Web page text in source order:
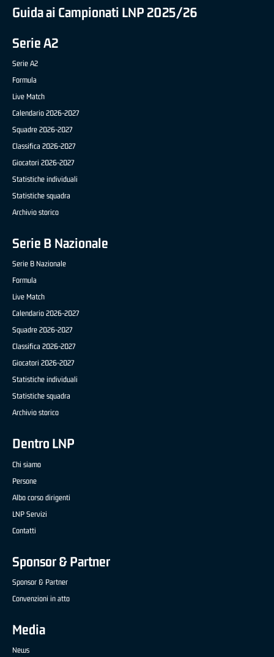
Guida ai Campionati LNP 2025/26
Serie A2
Serie A2
Formula
Live Match
Calendario 2026-2027
Squadre 2026-2027
Classifica 2026-2027
Giocatori 2026-2027
Statistiche individuali
Statistiche squadra
Archivio storico
Serie B Nazionale
Serie B Nazionale
Formula
Live Match
Calendario 2026-2027
Squadre 2026-2027
Classifica 2026-2027
Giocatori 2026-2027
Statistiche individuali
Statistiche squadra
Archivio storico
Dentro LNP
Chi siamo
Persone
Albo corso dirigenti
LNP Servizi
Contatti
Sponsor & Partner
Sponsor & Partner
Convenzioni in atto
Media
News